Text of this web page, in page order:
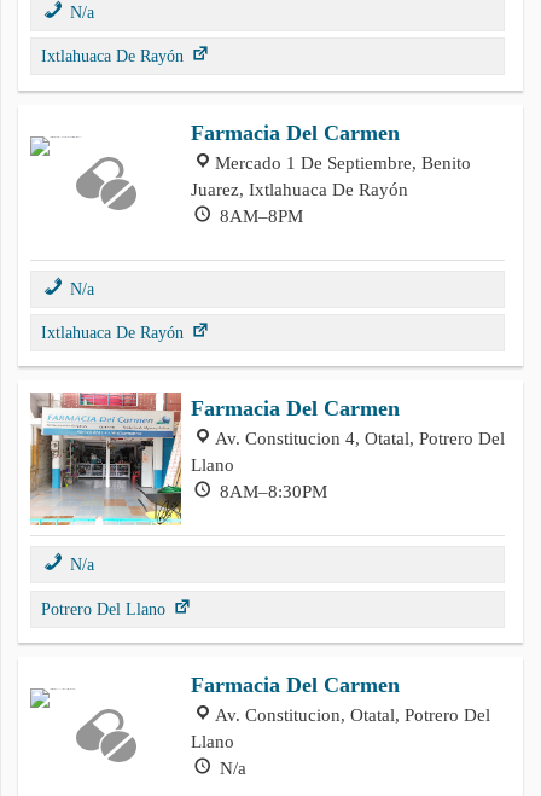
N/a
Ixtlahuaca De Rayón
Farmacia Del Carmen
Mercado 1 De Septiembre, Benito
Juarez, Ixtlahuaca De Rayón
8AM–8PM
N/a
Ixtlahuaca De Rayón
Farmacia Del Carmen
Av. Constitucion 4, Otatal, Potrero Del
Llano
8AM–8:30PM
N/a
Potrero Del Llano
Farmacia Del Carmen
Av. Constitucion, Otatal, Potrero Del
Llano
N/a